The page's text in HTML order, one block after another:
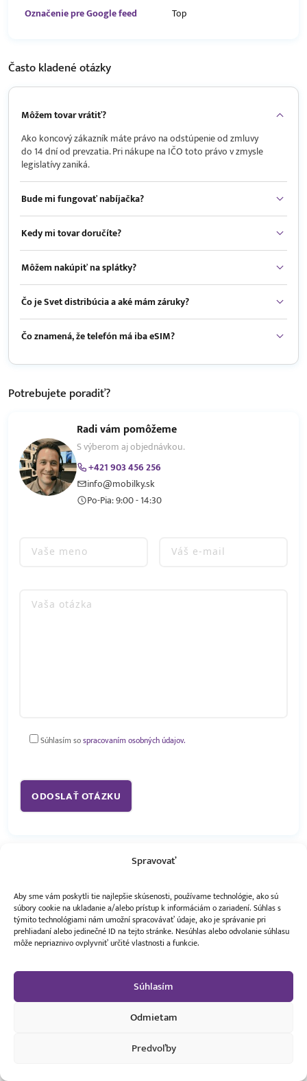
Spravovať
Aby sme vám poskytli tie najlepšie skúsenosti, používame technológie, ako sú
súbory cookie na ukladanie a/alebo prístup k informáciám o zariadení. Súhlas s
týmito technológiami nám umožní spracovávať údaje, ako je správanie pri
prehliadaní alebo jedinečné ID na tejto stránke. Nesúhlas alebo odvolanie súhlasu
môže nepriaznivo ovplyvniť určité vlastnosti a funkcie.
Súhlasím
Odmietam
Predvoľby
Vložiť do košíka
Označenie pre Google feed
Top
Často kladenéotázky
Môžem tovar vrátiť?
Ako koncový zákazník máte právo na odstúpenie od zmluvy
do 14 dní od prevzatia. Pri nákupe na IČO toto právo v zmysle
legislatívy zaniká.
Bude mi fungovať nabíjačka?
Kedy mi tovar doručíte?
Môžem nakúpiť na splátky?
Čo je Svet distribúcia a aké mám záruky?
Čo znamená, že telefón má iba eSIM?
Potrebujete poradiť?
Radi vám pomôžeme
S výberom aj objednávkou.
+421 903 456 256
info@mobilky.sk
Po-Pia: 9:00 - 14:30
Súhlasím sospracovaním osobných údajov.
Lermontovova 3, 811 05 Bratislava